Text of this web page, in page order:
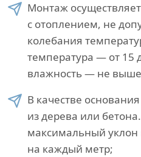
Монтаж
с отоплением, не
колебания
температура — от 15
влажность — не
В качестве
из дерева или
максимальный
на каждый метр;